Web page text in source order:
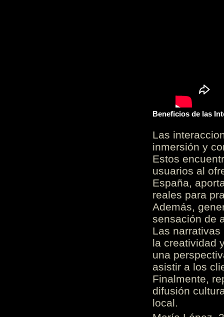
Beneficios de las
Las
inmersión y
Estos
usuarios al
España,
reales para
Además,
sensación de
Las
la creatividad
una
asistir a los
Finalmente,
difusión
local.